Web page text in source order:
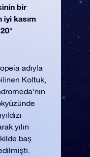
bir
iyi kasım
adıyla
Koltuk,
yılın
baş